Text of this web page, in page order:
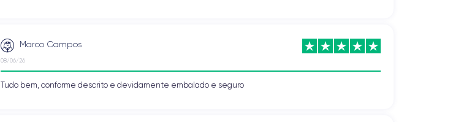
Marco Campos
08/06/26
Tudo bem, conforme descrito e devidamente embalado e seguro